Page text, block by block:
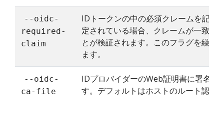
--oidc-
required-
claim
IDトークンの中の必須クレームを記述
定されている場合、クレームが一致す
とが検証されます。このフラグを繰り
ます。
--oidc-
ca-file
IDプロバイダーのWeb証明書に署名し
す。デフォルトはホストのルート認証